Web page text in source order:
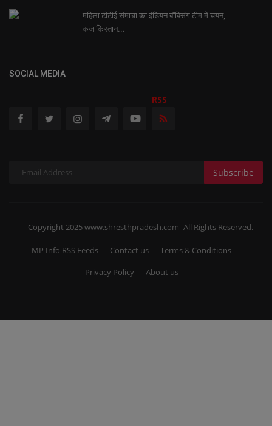
महिला टीटीई संमाचा का इंडियन बॉक्सिंग टीम में चयन,
कजाकिस्तान...
SOCIAL MEDIA
RSS
Subscribe
Copyright 2025 www.shresthpradesh.com- All Rights Reserved.
MP Info RSS Feeds Contact us
Terms & Conditions
Privacy Policy
About us